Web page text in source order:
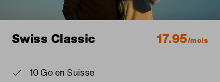
Swiss Classic 17.95/mois
10 Go en Suisse